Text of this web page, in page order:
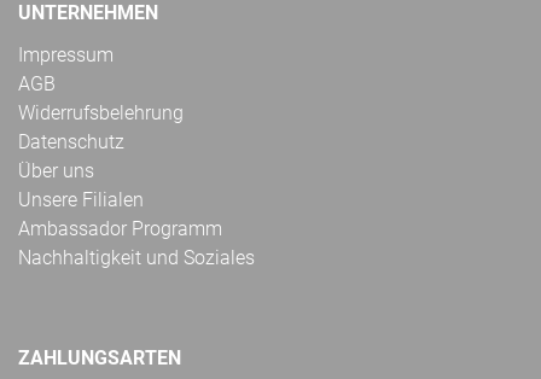
UNTERNEHMEN
Impressum
AGB
Widerrufsbelehrung
Datenschutz
Über uns
Unsere Filialen
Ambassador Programm
Nachhaltigkeit und Soziales
ZAHLUNGSARTEN